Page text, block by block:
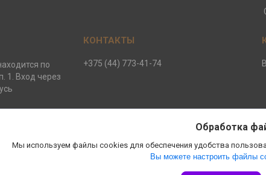
по
1. Вход через
+375 (44) 773-41-74
Обработка
Мы используем файлы cookies для обеспечения удобства
Вы можете настроить файлы